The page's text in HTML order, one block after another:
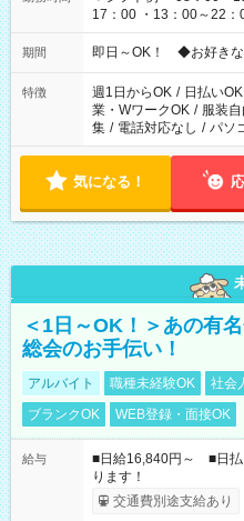
17：00 ・13：00～22：00 ・16
仕事により勤務時間が異
期間 即日～OK！ ◆お好き
特徴 週1日からOK / 日払いOK
業・WワークOK / 服装自
集 / 電話対応なし / パソ
気になる！
＜1日～OK！＞あの有
総会のお手伝い！
アルバイト 職種未経験OK 社会
ブランクOK
WEB登録・面接OK
給与
■日給16,840円～ ■日
ります！
交通費別途支給あり